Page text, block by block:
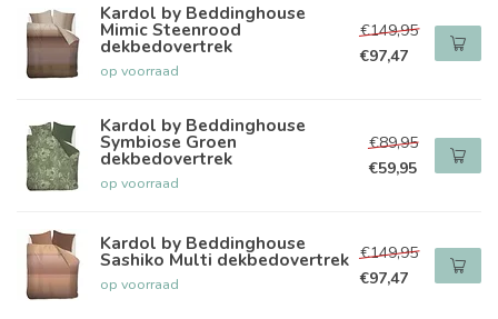
Kardol by Beddinghouse
Mimic Steenrood
dekbedovertrek
op voorraad
€149,95
€97,47
Kardol by Beddinghouse
Symbiose Groen
dekbedovertrek
op voorraad
€89,95
€59,95
Kardol by Beddinghouse
Sashiko Multi dekbedovertrek
op voorraad
€149,95
€97,47